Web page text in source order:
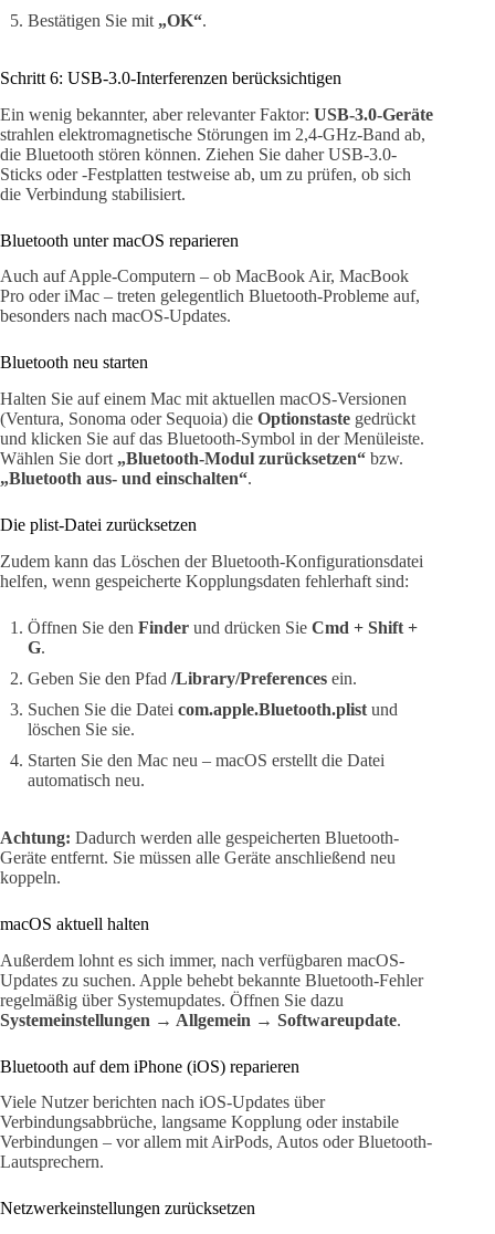
Bestätigen Sie mit „OK“.
Schritt 6: USB-3.0-Interferenzen berücksichtigen
Ein wenig bekannter, aber relevanter Faktor: USB-3.0-Geräte
strahlen elektromagnetische Störungen im 2,4-GHz-Band ab,
die Bluetooth stören können. Ziehen Sie daher USB-3.0-
Sticks oder -Festplatten testweise ab, um zu prüfen, ob sich
die Verbindung stabilisiert.
Bluetooth unter macOS reparieren
Auch auf Apple-Computern – ob MacBook Air, MacBook
Pro oder iMac – treten gelegentlich Bluetooth-Probleme auf,
besonders nach macOS-Updates.
Bluetooth neu starten
Halten Sie auf einem Mac mit aktuellen macOS-Versionen
(Ventura, Sonoma oder Sequoia) die Optionstaste gedrückt
und klicken Sie auf das Bluetooth-Symbol in der Menüleiste.
Wählen Sie dort „Bluetooth-Modul zurücksetzen“ bzw.
„Bluetooth aus- und einschalten“.
Die plist-Datei zurücksetzen
Zudem kann das Löschen der Bluetooth-Konfigurationsdatei
helfen, wenn gespeicherte Kopplungsdaten fehlerhaft sind:
Öffnen Sie den Finder und drücken Sie Cmd + Shift +
G.
Geben Sie den Pfad /Library/Preferences ein.
Suchen Sie die Datei com.apple.Bluetooth.plist und
löschen Sie sie.
Starten Sie den Mac neu – macOS erstellt die Datei
automatisch neu.
Achtung: Dadurch werden alle gespeicherten Bluetooth-
Geräte entfernt. Sie müssen alle Geräte anschließend neu
koppeln.
macOS aktuell halten
Außerdem lohnt es sich immer, nach verfügbaren macOS-
Updates zu suchen. Apple behebt bekannte Bluetooth-Fehler
regelmäßig über Systemupdates. Öffnen Sie dazu
Systemeinstellungen → Allgemein → Softwareupdate.
Bluetooth auf dem iPhone (iOS) reparieren
Viele Nutzer berichten nach iOS-Updates über
Verbindungsabbrüche, langsame Kopplung oder instabile
Verbindungen – vor allem mit AirPods, Autos oder Bluetooth-
Lautsprechern.
Netzwerkeinstellungen zurücksetzen